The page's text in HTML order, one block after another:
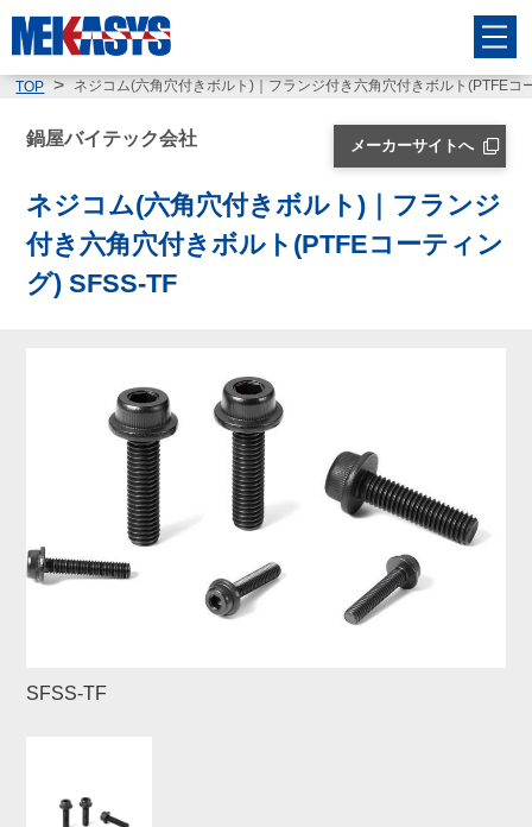
TOP ネジコム(六角穴付きボルト)｜フランジ付き六角穴付きボルト(PTFEコ
鍋屋バイテック会社 メーカーサイトへ
ネジコム(六角穴付きボルト)｜フランジ
付き六角穴付きボルト(PTFEコーティン
グ) SFSS-TF
SFSS-TF